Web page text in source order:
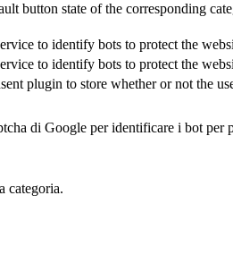
button state of the corresponding
to identify bots to protect the
to identify bots to protect the
plugin to store whether or not the
di Google per identificare i bot per
categoria.